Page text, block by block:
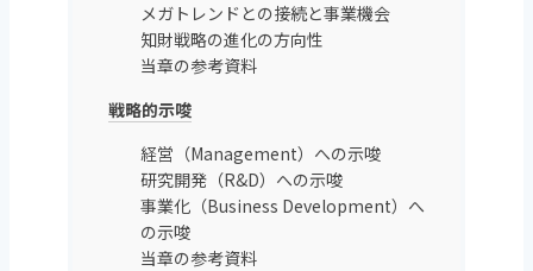
メガトレンドとの接続と事業機会
知財戦略の進化の方向性
当章の参考資料
戦略的示唆
経営（Management）への示唆
研究開発（R&D）への示唆
事業化（Business Development）へ
の示唆
当章の参考資料